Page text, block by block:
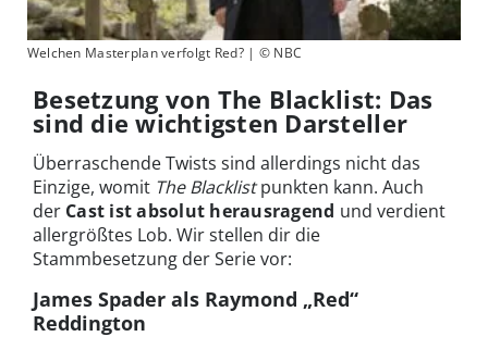
Welchen Masterplan verfolgt Red? | © NBC
Besetzung von The Blacklist: Das
sind die wichtigsten Darsteller
Überraschende Twists sind allerdings nicht das
Einzige, womit The Blacklistpunkten kann. Auch
der Cast ist absolut herausragend und verdient
allergrößtes Lob. Wir stellen dir die
Stammbesetzung der Serie vor:
James Spader als Raymond „Red“
Reddington